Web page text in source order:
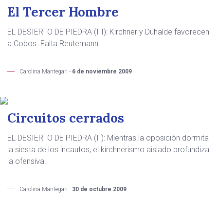
El Tercer Hombre
EL DESIERTO DE PIEDRA (III): Kirchner y Duhalde favorecen
a Cobos. Falta Reutemann.
Carolina Mantegari - 6 de noviembre 2009
Circuitos cerrados
EL DESIERTO DE PIEDRA (II): Mientras la oposición dormita
la siesta de los incautos, el kirchnerismo aislado profundiza
la ofensiva.
Carolina Mantegari - 30 de octubre 2009